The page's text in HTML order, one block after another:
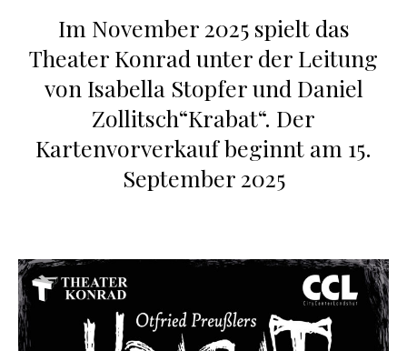
Im November 2025 spielt das
Theater Konrad unter der Leitung
von Isabella Stopfer und Daniel
Zollitsch“Krabat“. Der
Kartenvorverkauf beginnt am 15.
September 2025